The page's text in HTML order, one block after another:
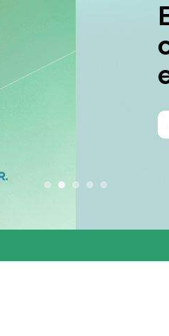
Estratégia
conjunta
estados do